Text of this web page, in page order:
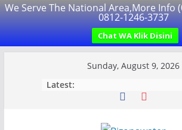
We Serve The National Area,More Info
0812-1246-3737
Chat WA Klik Disini
Sunday, August 9, 2026
Latest: